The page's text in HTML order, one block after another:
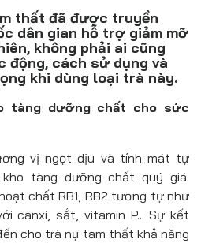
thất đã được truyền
dân gian hỗ trợ giảm mỡ
không phải ai cũng
động, cách sử dụng và
khi dùng loại trà này.
tàng dưỡng chất cho sức
vị ngọt dịu và tính mát tự
tàng dưỡng chất quý giá.
chất RB1, RB2 tương tự như
canxi, sắt, vitamin P... Sự kết
cho trà nụ tam thất khả năng